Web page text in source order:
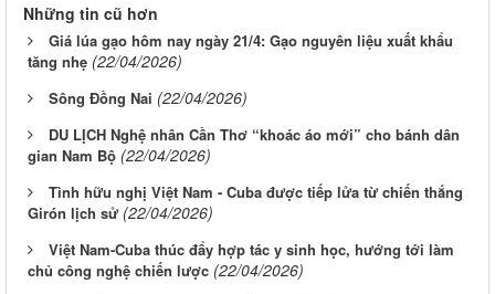
Những tin cũ hơn
Giá lúa gạo hôm nay ngày 21/4: Gạo nguyên liệu xuất khẩu
tăng nhẹ (22/04/2026)
Sông Ðồng Nai (22/04/2026)
DU LỊCH Nghệ nhân Cần Thơ “khoác áo mới” cho bánh dân
gian Nam Bộ (22/04/2026)
Tình hữu nghị Việt Nam - Cuba được tiếp lửa từ chiến thắng
Girón lịch sử (22/04/2026)
Việt Nam-Cuba thúc đẩy hợp tác y sinh học, hướng tới làm
chủ công nghệ chiến lược (22/04/2026)